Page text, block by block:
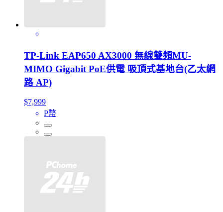
TP-Link EAP650 AX3000 無線雙頻MU-
MIMO Gigabit PoE供電 吸頂式基地台(乙太網
路 AP)
$7,999
P幣